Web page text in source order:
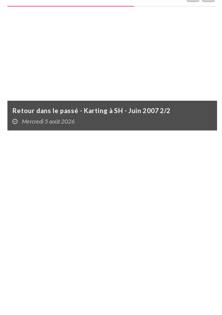
Retour dans le passé - Karting à SH - Juin 2007 2/2
Mercredi 5 août 2026